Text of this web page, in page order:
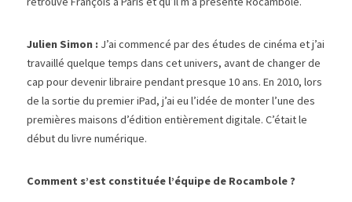
Julien Simon : J’ai commencé par des études de cinéma et j’ai
travaillé quelque temps dans cet univers, avant de changer de
cap pour devenir libraire pendant presque 10 ans. En 2010, lors
de la sortie du premier iPad, j’ai eu l’idée de monter l’une des
premières maisons d’édition entièrement digitale. C’était le
début du livre numérique.
Comment s’est constituée l’équipe de Rocambole ?